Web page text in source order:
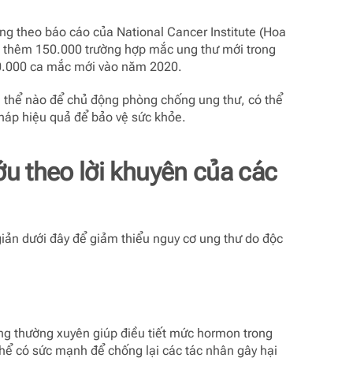
theo báo cáo của National Cancer Institute (Hoa
150.000 trường hợp mắc ung thư mới trong
ca mắc mới vào năm 2020.
nào để chủ động phòng chống ung thư, có thể
hiệu quả để bảo vệ sức khỏe.
theo lời khuyên của các
dưới đây để giảm thiểu nguy cơ ung thư do độc
thường xuyên giúp điều tiết mức hormon trong
có sức mạnh để chống lại các tác nhân gây hại